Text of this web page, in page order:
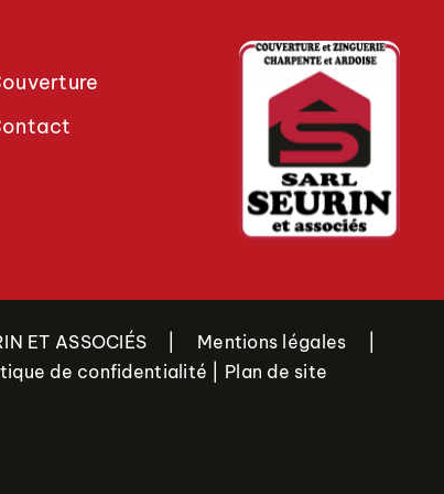
ET ASSOCIÉS Mentions légales
de confidentialité
Plan de site